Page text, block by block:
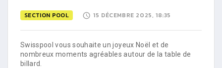
SECTION POOL 15 DÉCEMBRE 2025, 18:35
Swisspool vous souhaite un joyeux Noël et de
nombreux moments agréables autour de la table de
billard.